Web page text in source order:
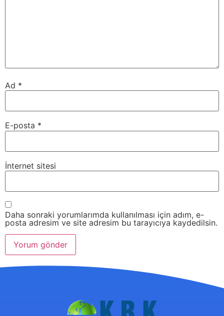
Ad *
E-posta *
İnternet sitesi
Daha sonraki yorumlarımda kullanılması için adım, e-
posta adresim ve site adresim bu tarayıcıya kaydedilsin.